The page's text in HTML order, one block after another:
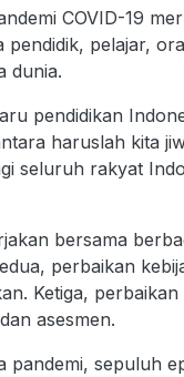
COVID-19
pelajar,
dunia.
pendidikan
haruslah kita
seluruh rakyat
bersama
perbaikan
Ketiga,
asesmen.
pandemi, sepuluh